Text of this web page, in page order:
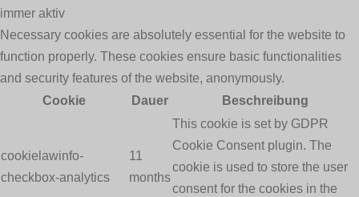
immer aktiv
Necessary cookies are absolutely essential for the website to
function properly. These cookies ensure basic functionalities
and security features of the website, anonymously.
Cookie
Dauer Beschreibung
cookielawinfo-
checkbox-analytics
11
months
This cookie is set by GDPR
Cookie Consent plugin. The
cookie is used to store the user
consent for the cookies in the